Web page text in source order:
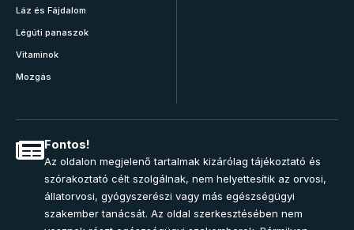
Láz és Fájdalom
Légúti panaszok
Vitaminok
Mozgás
Fontos!
Az oldalon megjelenő tartalmak kizárólag tájékoztató és
szórakoztató célt szolgálnak, nem helyettesítik az orvosi,
állatorvosi, gyógyszerészi vagy más egészségügyi
szakember tanácsát. Az oldal szerkesztésében nem